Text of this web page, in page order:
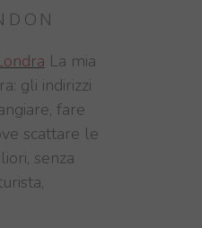
La mia
gli indirizzi
fare
scattare le
senza